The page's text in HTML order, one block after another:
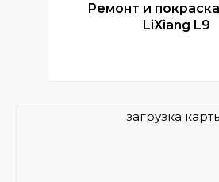
Ремонт и
LiXiang L9
загрузка